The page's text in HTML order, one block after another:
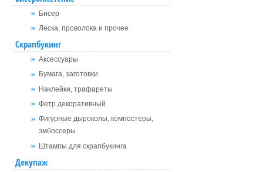
Бисер
Леска, проволока и прочее
Скрапбукинг
Аксессуары
Бумага, заготовки
Наклейки, трафареты
Фетр декоративный
Фигурные дыроколы, компостеры,
эмбоссеры
Штампы для скрапбукинга
Декупаж